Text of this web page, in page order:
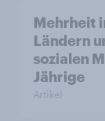
Mehrheit
Ländern
sozialen
Jährige
Artikel